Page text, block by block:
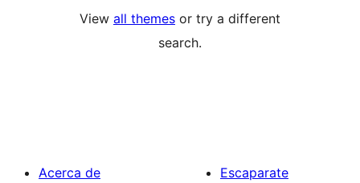
View all themes or try a different
search.
Acerca de
Escaparate